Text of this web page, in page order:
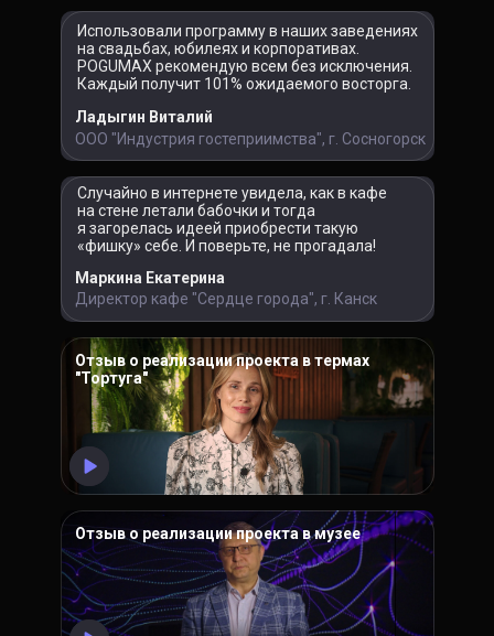
Использовали программу в наших заведениях
на свадьбах, юбилеях и корпоративах.
POGUMAX рекомендую всем без исключения.
Каждый получит 101% ожидаемого восторга.
Cлучайно в интернете увидела, как в кафе
на стене летали бабочки и тогда
я загорелась идеей приобрести такую
«фишку» себе. И поверьте, не прогадала!
Отзыв о реализации проекта в термах
"Тортуга"
Отзыв о реализации проекта в музее
Ладыгин Виталий
ООО "Индустрия гостеприимства", г. Сосногорск
Маркина Екатерина
Директор кафе "Сердце города", г. Канск